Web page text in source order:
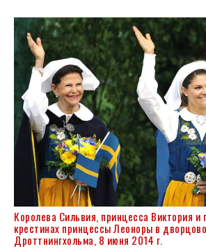
Королева Сильвия, принцесса Виктория
крестинах принцессы Леоноры в
Дроттнингхольма, 8 июня 2014 г.